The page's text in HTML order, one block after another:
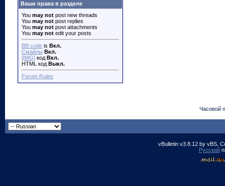
Ваши права в разделе
You may not post new threads
You may not post replies
You may not post attachments
You may not edit your posts
BB code is Вкл.
Смайлы Вкл.
[IMG] код Вкл.
HTML код Выкл.
Forum Rules
Часовой
vBulletin v3.8.12 by vBS,
Русский